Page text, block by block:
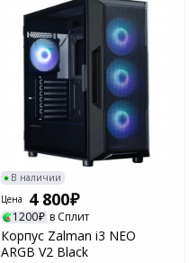
В наличии
Цена
4 800
1200 в Сплит
Корпус Zalman i3 NEO
ARGB V2 Black